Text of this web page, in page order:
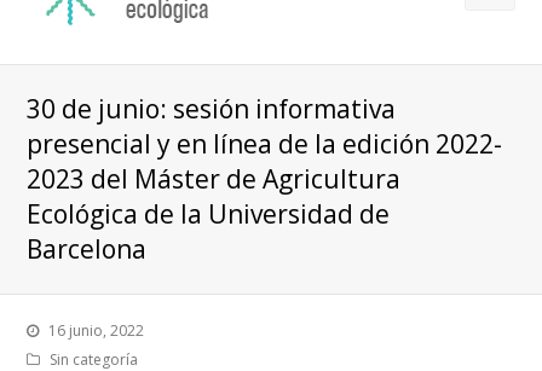
30 de junio: sesión informativa
presencial y en línea de la edición 2022-
2023 del Máster de Agricultura
Ecológica de la Universidad de
Barcelona
16 junio, 2022
Sin categoría